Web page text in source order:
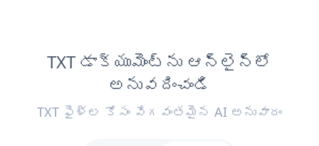
TXT డాక్యుమెంట్‌ను ఆన్‌లైన్‌లో
అనువదించండి
TXT ఫైళ్ల కోసం వేగవంతమైన AI అనువాదం